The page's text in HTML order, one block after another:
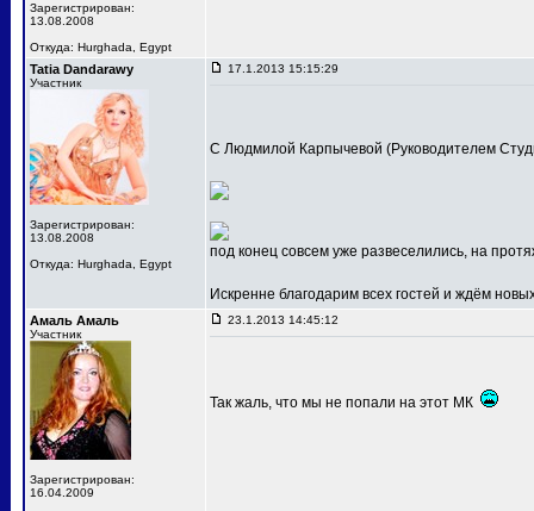
Зарегистрирован:
13.08.2008
Откуда: Hurghada, Egypt
Tatia Dandarawy
Участник
Зарегистрирован:
13.08.2008
Откуда: Hurghada, Egypt
17.1.2013 15:15:29
С Людмилой Карпычевой (Руководителем
под конец совсем уже развеселились, на
Искренне благодарим всех гостей и ждём
Амаль Амаль
Участник
Зарегистрирован:
16.04.2009
23.1.2013 14:45:12
Так жаль, что мы не попали на этот МК